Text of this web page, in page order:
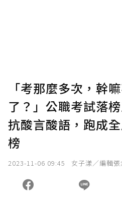
「考那麼多次，幹
了？」公職考試落
抗酸言酸語，跑成
榜
2023-11-06 09:45 女子漾／編輯張